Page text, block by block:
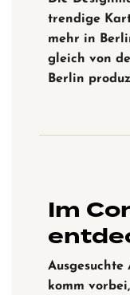
trendige
mehr in
gleich von
Berlin
Im
komm